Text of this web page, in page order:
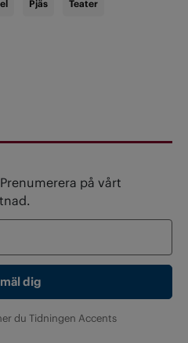
Pjäs Teater
på vårt
du Tidningen Accents